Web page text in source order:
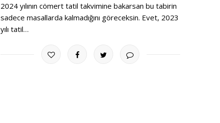
2024 yılının cömert tatil takvimine bakarsan bu tabirin
sadece masallarda kalmadığını göreceksin. Evet, 2023
yılı tatil…